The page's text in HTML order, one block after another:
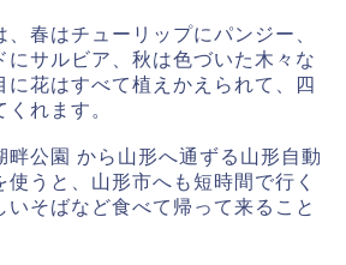
春はチューリップにパンジー、
にサルビア、秋は色づいた木々な
に花はすべて植えかえられて、四
れます。
畔公園 から山形へ通ずる山形自動
うと、山形市へも短時間で行く
いそばなど食べて帰って来ること